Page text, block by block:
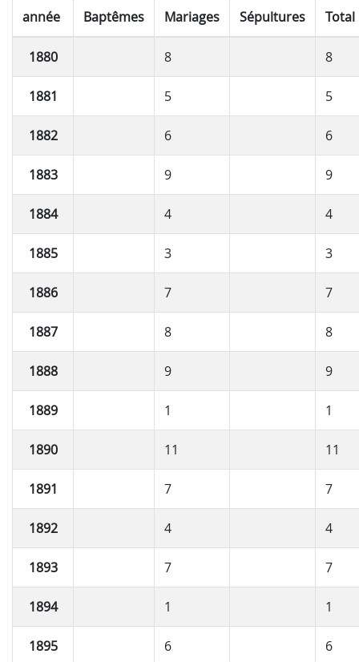
année Baptêmes Mariages Sépultures Total
1880 8 8
1881 5 5
1882 6 6
1883 9 9
1884 4 4
1885 3 3
1886 7 7
1887 8 8
1888 9 9
1889 1 1
1890 11 11
1891 7 7
1892 4 4
1893 7 7
1894 1 1
1895 6 6